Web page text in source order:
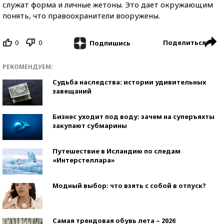
служат форма и личные жетоны. Это дает окружающим
понять, что правоохранители вооружены.
0 0 Подпишись Поделиться
РЕКОМЕНДУЕМ:
Судьба наследства: истории удивительных
завещаний
Бизнес уходит под воду: зачем на суперъяхты
закупают субмарины
Путешествие в Исландию по следам
«Интерстеллара»
Модный выбор: что взять с собой в отпуск?
Самая трендовая обувь лета – 2026